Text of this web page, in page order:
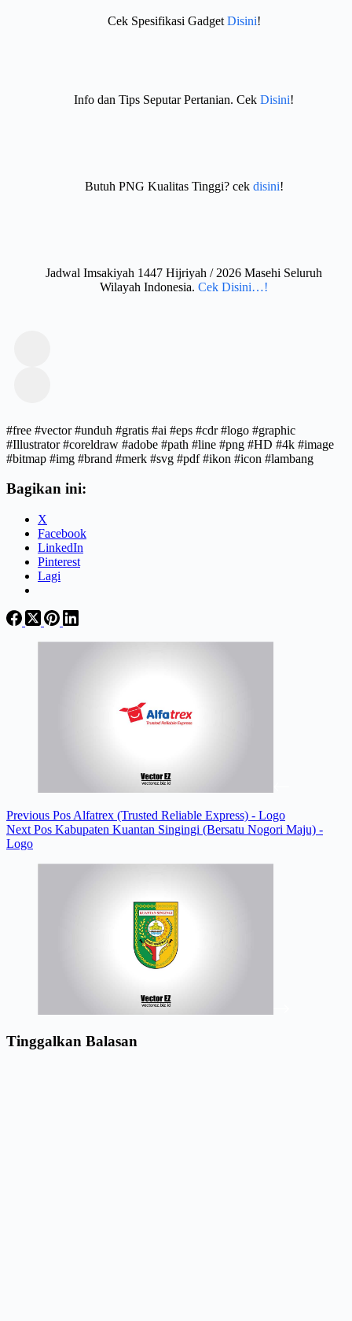
Cek Spesifikasi Gadget Disini!
Info dan Tips Seputar Pertanian. Cek Disini!
Butuh PNG Kualitas Tinggi? cek disini!
Jadwal Imsakiyah 1447 Hijriyah / 2026 Masehi Seluruh
Wilayah Indonesia. Cek Disini…!
#free #vector #unduh #gratis #ai #eps #cdr #logo #graphic
#Illustrator #coreldraw #adobe #path #line #png #HD #4k #image
#bitmap #img #brand #merk #svg #pdf #ikon #icon #lambang
Bagikan ini:
X
Facebook
LinkedIn
Pinterest
Lagi
Previous Pos Alfatrex (Trusted Reliable Express) - Logo
Next Pos Kabupaten Kuantan Singingi (Bersatu Nogori Maju) -
Logo
Tinggalkan Balasan